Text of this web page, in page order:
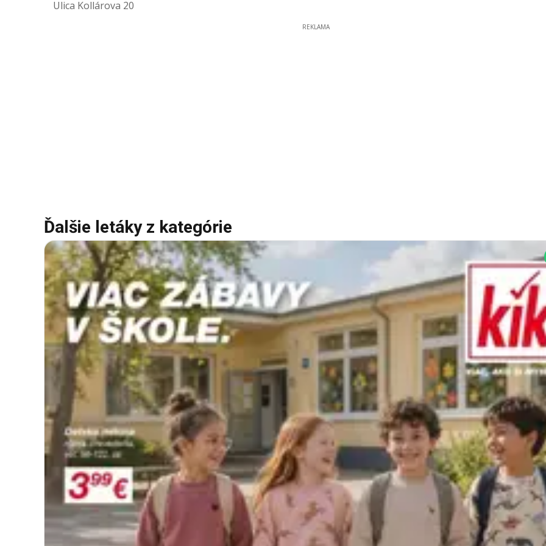
Ulica Kollárova 20
REKLAMA
Ďalšie letáky z kategórie